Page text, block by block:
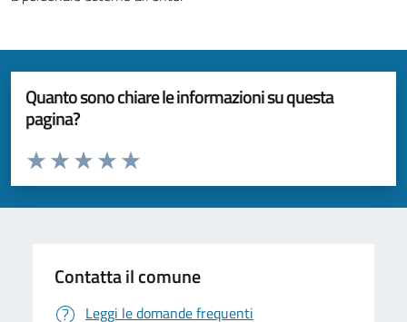
Quanto sono chiare le informazioni su questa
pagina?
Valuta da 1 a 5 stelle la pagina
Valuta 5 stelle su 5
Valuta 4 stelle su 5
Valuta 3 stelle su 5
Valuta 2 stelle su 5
Valuta 1 stelle su 5
Contatta il comune
Leggi le domande frequenti